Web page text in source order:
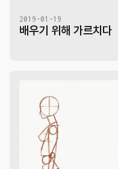
2019-01-19
배우기 위해 가르치다